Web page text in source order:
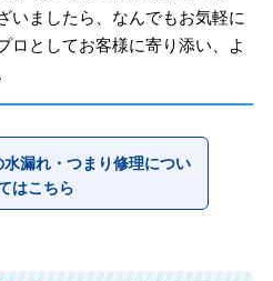
いましたら、なんでもお気軽に
ロとしてお客様に寄り添い、よ
漏れ・つまり修理につい
はこちら